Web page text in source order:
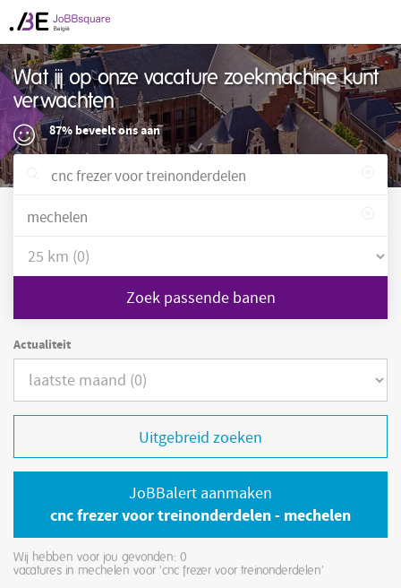
Wat jij op onze vacature zoekmachine kunt
verwachten
87% beveelt ons aan
Zoek passende banen
Actualiteit
Uitgebreid zoeken
JoBBalert aanmaken
cnc frezer voor treinonderdelen - mechelen
Wij hebben voor jou gevonden: 0
vacatures in mechelen voor 'cnc frezer voor treinonderdelen'